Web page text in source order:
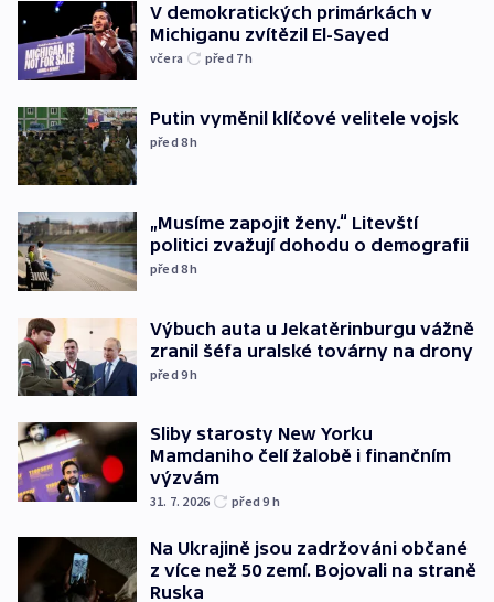
V demokratických primárkách v
Michiganu zvítězil El-Sayed
včera před 7h
Putin vyměnil klíčové velitele vojsk
před 8h
„Musíme zapojit ženy.“ Litevští
politici zvažují dohodu o demografii
před 8h
Výbuch auta u Jekatěrinburgu vážně
zranil šéfa uralské továrny na drony
před 9h
Sliby starosty New Yorku
Mamdaniho čelí žalobě i finančním
výzvám
31. 7. 2026 před 9 h
Na Ukrajině jsou zadržováni občané
z více než 50 zemí. Bojovali na straně
Ruska